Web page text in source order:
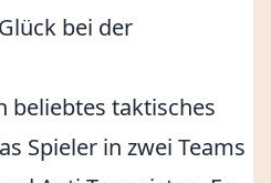
bei der
beliebtes taktisches
Spieler in zwei Teams